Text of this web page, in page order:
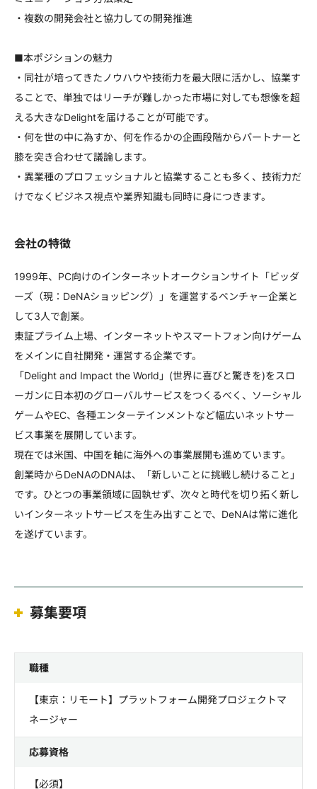
・複数の開発会社と協力しての開発推進
■本ポジションの魅力
・同社が培ってきたノウハウや技術力を最大限に活かし、協業す
ることで、単独ではリーチが難しかった市場に対しても想像を超
える大きなDelightを届けることが可能です。
・何を世の中に為すか、何を作るかの企画段階からパートナーと
膝を突き合わせて議論します。
・異業種のプロフェッショナルと協業することも多く、技術力だ
けでなくビジネス視点や業界知識も同時に身につきます。
会社の特徴
1999年、PC向けのインターネットオークションサイト「ビッダ
ーズ（現：DeNAショッピング）」を運営するベンチャー企業と
して3人で創業。
東証プライム上場、インターネットやスマートフォン向けゲーム
をメインに自社開発・運営する企業です。
「Delight and Impact the World」(世界に喜びと驚きを)をスロ
ーガンに日本初のグローバルサービスをつくるべく、ソーシャル
ゲームやEC、各種エンターテインメントなど幅広いネットサー
ビス事業を展開しています。
現在では米国、中国を軸に海外への事業展開も進めています。
創業時からDeNAのDNAは、「新しいことに挑戦し続けること」
です。ひとつの事業領域に固執せず、次々と時代を切り拓く新し
いインターネットサービスを生み出すことで、DeNAは常に進化
を遂げています。
募集要項
職種
【東京：リモート】プラットフォーム開発プロジェクトマ
ネージャー
応募資格
【必須】